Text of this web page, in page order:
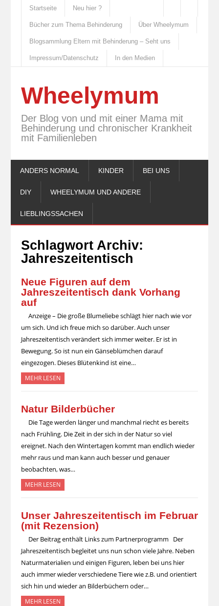
Startseite Neu hier ?
Bücher zum Thema Behinderung Über Wheelymum
Blogsammlung Eltern mit Behinderung – Seht uns
Impressum/Datenschutz In den Medien
Wheelymum
Der Blog von und mit einer Mama mit
Behinderung und chronischer Krankheit
mit Familienleben
ANDERS NORMAL KINDER BEI UNS
DIY WHEELYMUM UND ANDERE
LIEBLINGSSACHEN
Schlagwort Archiv:
Jahreszeitentisch
Neue Figuren auf dem
Jahreszeitentisch dank Vorhang
auf
Anzeige – Die große Blumeliebe schlägt hier nach wie vor
um sich. Und ich freue mich so darüber. Auch unser
Jahreszeitentisch verändert sich immer weiter. Er ist in
Bewegung. So ist nun ein Gänseblümchen darauf
eingezogen. Dieses Blütenkind ist eine…
MEHR LESEN
Natur Bilderbücher
Die Tage werden länger und manchmal riecht es bereits
nach Frühling. Die Zeit in der sich in der Natur so viel
ereignet. Nach den Wintertagen kommt man endlich wieder
mehr raus und man kann auch besser und genauer
beobachten, was…
MEHR LESEN
Unser Jahreszeitentisch im Februar
(mit Rezension)
Der Beitrag enthält Links zum Partnerprogramm Der
Jahreszeitentisch begleitet uns nun schon viele Jahre. Neben
Naturmaterialien und einigen Figuren, leben bei uns hier
auch immer wieder verschiedene Tiere wie z.B. und orientiert
sich hin und wieder an Bilderbüchern oder…
MEHR LESEN